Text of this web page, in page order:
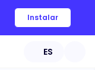
Instalar
ES